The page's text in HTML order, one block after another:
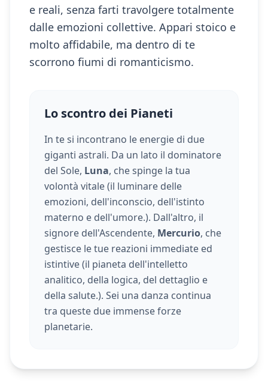
e reali, senza farti travolgere totalmente
dalle emozioni collettive. Appari stoico e
molto affidabile, ma dentro di te
scorrono fiumi di romanticismo.
Lo scontro dei Pianeti
In te si incontrano le energie di due
giganti astrali. Da un lato il dominatore
del Sole, Luna, che spinge la tua
volontà vitale (il luminare delle
emozioni, dell'inconscio, dell'istinto
materno e dell'umore.). Dall'altro, il
signore dell'Ascendente, Mercurio, che
gestisce le tue reazioni immediate ed
istintive (il pianeta dell'intelletto
analitico, della logica, del dettaglio e
della salute.). Sei una danza continua
tra queste due immense forze
planetarie.